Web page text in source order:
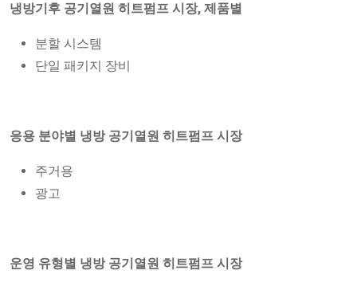
냉방기후 공기열원 히트펌프 시장, 제품별
분할 시스템
단일 패키지 장비
응용 분야별 냉방 공기열원 히트펌프 시장
주거용
광고
운영 유형별 냉방 공기열원 히트펌프 시장